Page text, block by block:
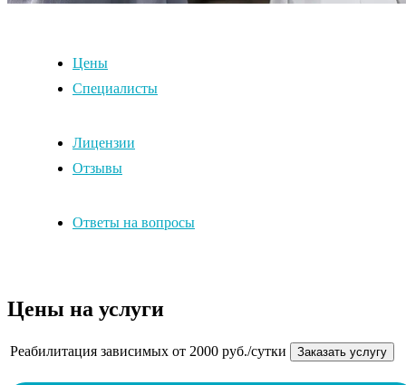
Цены
Специалисты
Лицензии
Отзывы
Ответы на вопросы
Цены на услуги
Реабилитация зависимых от 2000 руб./сутки Заказать услугу